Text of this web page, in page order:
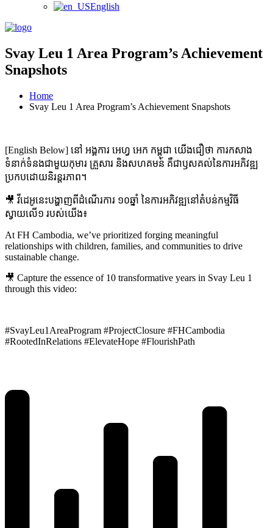
English
Svay Leu 1 Area Program’s Achievement
Snapshots
Home
Svay Leu 1 Area Program’s Achievement Snapshots
[English Below] នៅ អង្គការ អេហ្វ អេក កម្ពុជា យើងជឿថា ការកសាង
ទំនាក់ទំនងជាមួយកុមារ គ្រួសារ និងសហគមន៍ គឺជាឫសគល់នៃការអភិវឌ្ឍ
ប្រកបដោយនិរន្តរភាព។
🎥 វីដេអូនេះបង្ហាញពីដំណើរការ ១០ឆ្នាំ នៃការអភិវឌ្ឍនៅតំបន់កម្មវិធី
ស្វាយលើ១ របស់យើង៖
At FH Cambodia, we’ve prioritized forging meaningful
relationships with children, families, and communities to drive
sustainable change.
🎥 Capture the essence of 10 transformative years in Svay Leu 1
through this video:
#SvayLeu1AreaProgram #ProjectClosure #FHCambodia
#RootedInRelations #ElevateHope #FlourishPath